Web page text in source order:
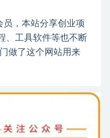
，本站分享创业项
、工具软件等也不断
做了这个网站用来